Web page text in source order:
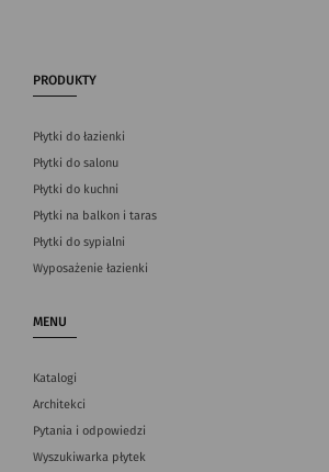
PRODUKTY
Płytki do łazienki
Płytki do salonu
Płytki do kuchni
Płytki na balkon i taras
Płytki do sypialni
Wyposażenie łazienki
MENU
Katalogi
Architekci
Pytania i odpowiedzi
Wyszukiwarka płytek